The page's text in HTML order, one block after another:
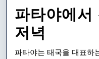
파타야에서
저녁
파타야는 태국을 대표하